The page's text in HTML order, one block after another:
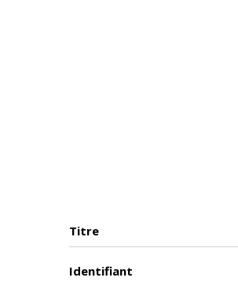
Titre
Identifiant